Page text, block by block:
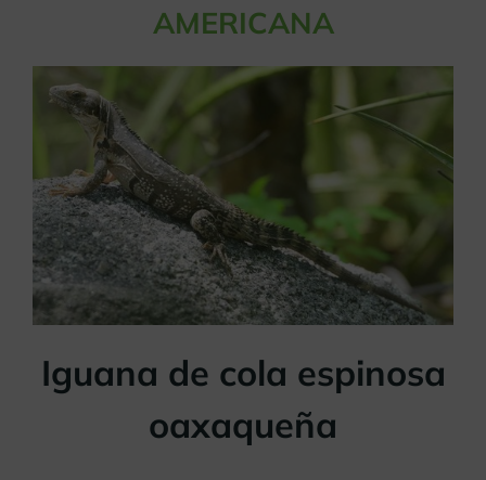
AMERICANA
Iguana de cola espinosa
oaxaqueña